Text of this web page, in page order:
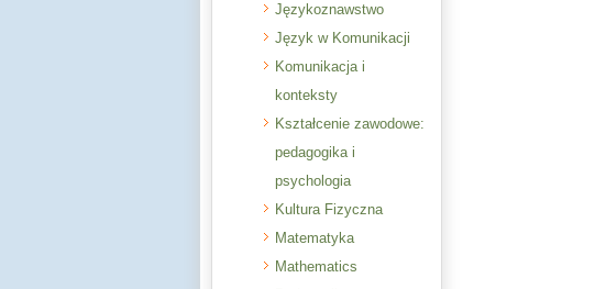
Językoznawstwo
Język w Komunikacji
Komunikacja i
konteksty
Kształcenie zawodowe:
pedagogika i
psychologia
Kultura Fizyczna
Matematyka
Mathematics